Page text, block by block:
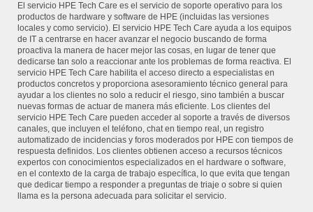
El servicio HPE Tech Care es el servicio de soporte operativo para los
productos de hardware y software de HPE (incluidas las versiones
locales y como servicio). El servicio HPE Tech Care ayuda a los equipos
de IT a centrarse en hacer avanzar el negocio buscando de forma
proactiva la manera de hacer mejor las cosas, en lugar de tener que
dedicarse tan solo a reaccionar ante los problemas de forma reactiva. El
servicio HPE Tech Care habilita el acceso directo a especialistas en
productos concretos y proporciona asesoramiento técnico general para
ayudar a los clientes no solo a reducir el riesgo, sino también a buscar
nuevas formas de actuar de manera más eficiente. Los clientes del
servicio HPE Tech Care pueden acceder al soporte a través de diversos
canales, que incluyen el teléfono, chat en tiempo real, un registro
automatizado de incidencias y foros moderados por HPE con tiempos de
respuesta definidos. Los clientes obtienen acceso a recursos técnicos
expertos con conocimientos especializados en el hardware o software,
en el contexto de la carga de trabajo específica, lo que evita que tengan
que dedicar tiempo a responder a preguntas de triaje o sobre si quien
llama es la persona adecuada para solicitar el servicio.